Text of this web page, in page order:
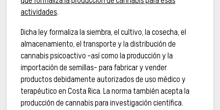
actividades.
Dicha ley formaliza la siembra, el cultivo, la cosecha, el
almacenamiento, el transporte y la distribución de
cannabis psicoactivo –así como la producción y la
importación de semillas– para fabricar y vender
productos debidamente autorizados de uso médico y
terapéutico en Costa Rica. La norma también acepta la
producción de cannabis para investigación científica.